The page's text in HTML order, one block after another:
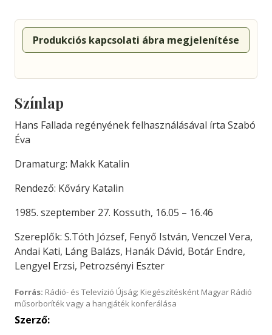
Produkciós kapcsolati ábra megjelenítése
Színlap
Hans Fallada regényének felhasználásával írta Szabó
Éva
Dramaturg: Makk Katalin
Rendező: Kőváry Katalin
1985. szeptember 27. Kossuth, 16.05 – 16.46
Szereplők: S.Tóth József, Fenyő István, Venczel Vera,
Andai Kati, Láng Balázs, Hanák Dávid, Botár Endre,
Lengyel Erzsi, Petrozsényi Eszter
Forrás: Rádió- és Televízió Újság; Kiegészítésként Magyar Rádió
műsorboríték vagy a hangjáték konferálása
Szerző: